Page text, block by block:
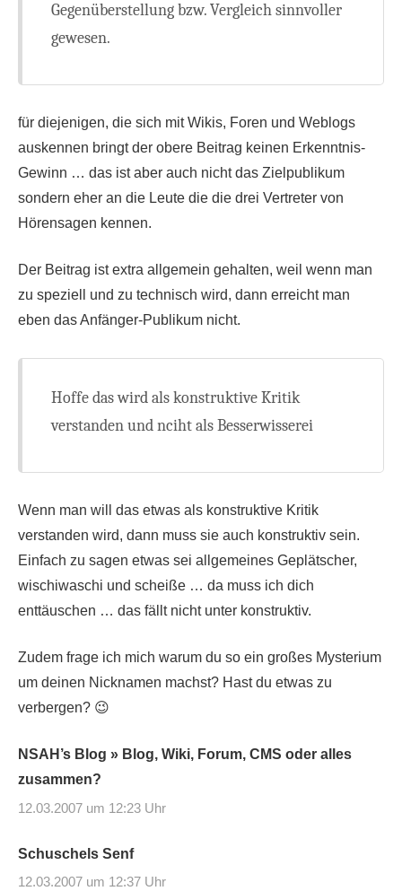
Gegenüberstellung bzw. Vergleich sinnvoller
gewesen.
für diejenigen, die sich mit Wikis, Foren und Weblogs
auskennen bringt der obere Beitrag keinen Erkenntnis-
Gewinn … das ist aber auch nicht das Zielpublikum
sondern eher an die Leute die die drei Vertreter von
Hörensagen kennen.
Der Beitrag ist extra allgemein gehalten, weil wenn man
zu speziell und zu technisch wird, dann erreicht man
eben das Anfänger-Publikum nicht.
Hoffe das wird als konstruktive Kritik
verstanden und nciht als Besserwisserei
Wenn man will das etwas als konstruktive Kritik
verstanden wird, dann muss sie auch konstruktiv sein.
Einfach zu sagen etwas sei allgemeines Geplätscher,
wischiwaschi und scheiße … da muss ich dich
enttäuschen … das fällt nicht unter konstruktiv.
Zudem frage ich mich warum du so ein großes Mysterium
um deinen Nicknamen machst? Hast du etwas zu
verbergen? 😉
NSAH’s Blog » Blog, Wiki, Forum, CMS oder alles
zusammen?
12.03.2007 um 12:23 Uhr
Schuschels Senf
12.03.2007 um 12:37 Uhr